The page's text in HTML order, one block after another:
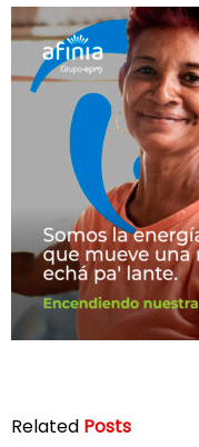
Related Posts